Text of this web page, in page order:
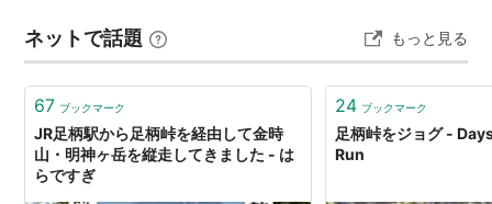
転が苦手な方は踏み込まないのが賢明だ。 この足柄峠の
渋滞状況は、グーグルマップを見れば分かる。峠…
ネットで話題 もっと見る
67 ブックマーク
JR足柄駅から足柄峠を経由して金時
山・明神ヶ岳を縦走してきました - は
らですぎ
24 ブックマーク
足柄峠をジョグ -
Run